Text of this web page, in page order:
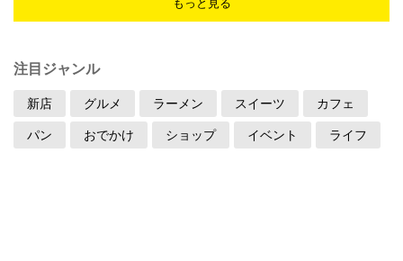
もっと見る
注目ジャンル
新店 グルメ ラーメン スイーツ カフェ
パン おでかけ ショップ イベント ライフ